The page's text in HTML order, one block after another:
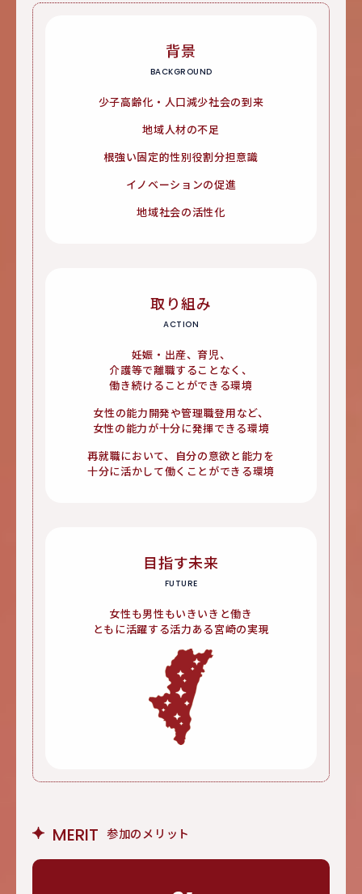
背景
BACKGROUND
少子高齢化・人口減少社会の到来
地域人材の不足
根強い固定的性別役割分担意識
イノベーションの促進
地域社会の活性化
取り組み
ACTION
妊娠・出産、育児、
介護等で離職することなく、
働き続けることができる環境
女性の能力開発や管理職登用など、
女性の能力が十分に発揮できる環境
再就職において、自分の意欲と能力を
十分に活かして働くことができる環境
目指す未来
FUTURE
女性も男性もいきいきと働き
ともに活躍する活力ある宮崎の実現
MERIT 参加のメリット